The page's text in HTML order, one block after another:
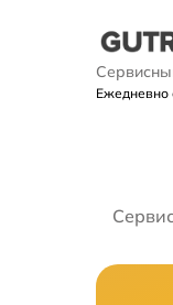
Ежедневно